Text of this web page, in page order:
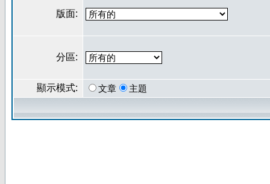
版面:
分區:
顯示模式: 文章 主題